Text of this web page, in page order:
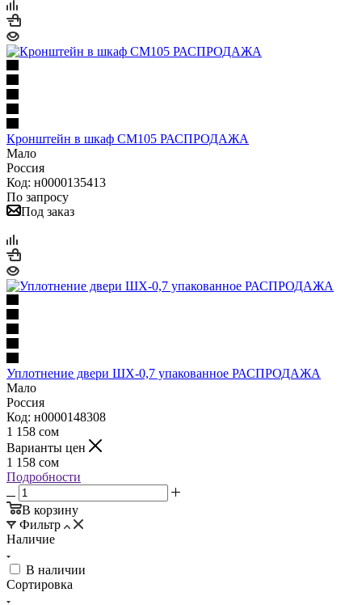
Кронштейн в шкаф СМ105 РАСПРОДАЖА
Мало
Россия
Код: н0000135413
По запросу
Под заказ
Уплотнение двери ШХ-0,7 упакованное РАСПРОДАЖА
Мало
Россия
Код: н0000148308
1 158 сом
Варианты цен
1 158 сом
Подробности
В корзину
Фильтр
Наличие
В наличии
Сортировка